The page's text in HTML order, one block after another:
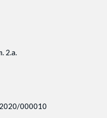
2.a.
2020/000010